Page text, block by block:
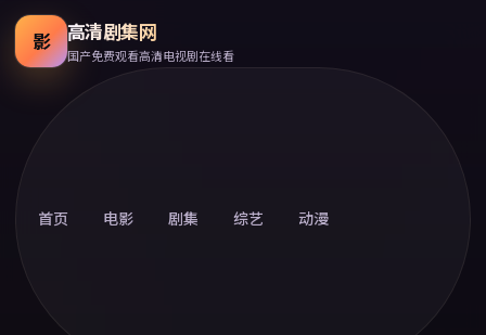
影 高清剧集网
国产免费观看高清电视剧在线看
首页 电影 剧集 综艺 动漫